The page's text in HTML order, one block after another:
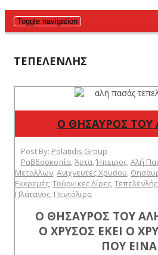
Toggle navigation
ΤΕΠΕΛΕΝΛΉΣ
Ο ΘΗΣΑΥΡΟΣ ΤΟΥ
Post By: Polatidis Group
Ραβδοσκοπία,Άρτα,Ήπειρος,Αλή
Μεταλλων,Ανιχνευτες Χρυσου,
Εκκρεμές,Τούρκικες Λίρες,Τεπελενλής
Πλάτανος, Πεντόλιρα
Ο ΘΗΣΑΥΡΟΣ ΤΟΥ
Ο ΧΡΥΣΟΣ ΕΚΕΙ Ο
ΠΟΥ